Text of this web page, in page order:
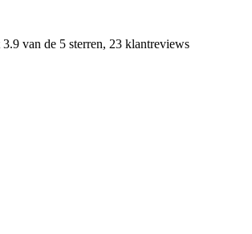
van de 5 sterren, 23 klantreviews